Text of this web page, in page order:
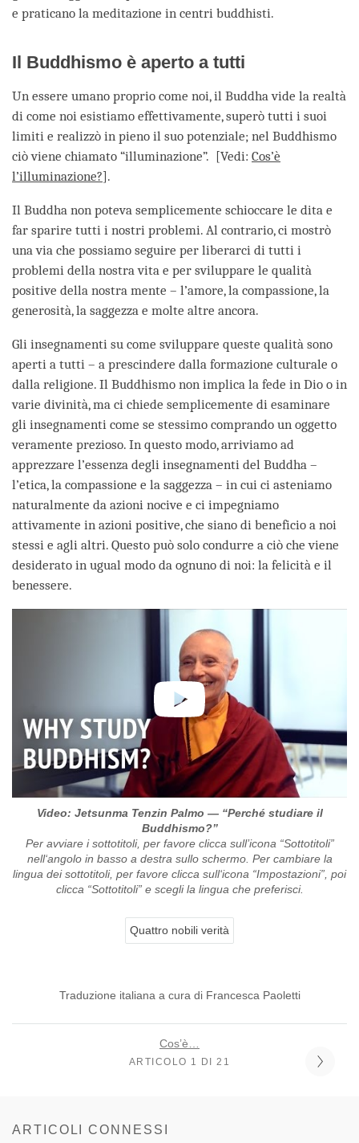
e praticano la meditazione in centri buddhisti.
Il Buddhismo è aperto a tutti
Un essere umano proprio come noi, il Buddha vide la realtà
di come noi esistiamo effettivamente, superò tutti i suoi
limiti e realizzò in pieno il suo potenziale; nel Buddhismo
ciò viene chiamato “illuminazione”. [Vedi: Cos’è
l’illuminazione?].
Il Buddha non poteva semplicemente schioccare le dita e
far sparire tutti i nostri problemi. Al contrario, ci mostrò
una via che possiamo seguire per liberarci di tutti i
problemi della nostra vita e per sviluppare le qualità
positive della nostra mente – l’amore, la compassione, la
generosità, la saggezza e molte altre ancora.
Gli insegnamenti su come sviluppare queste qualità sono
aperti a tutti – a prescindere dalla formazione culturale o
dalla religione. Il Buddhismo non implica la fede in Dio o in
varie divinità, ma ci chiede semplicemente di esaminare
gli insegnamenti come se stessimo comprando un oggetto
veramente prezioso. In questo modo, arriviamo ad
apprezzare l’essenza degli insegnamenti del Buddha –
l’etica, la compassione e la saggezza – in cui ci asteniamo
naturalmente da azioni nocive e ci impegniamo
attivamente in azioni positive, che siano di beneficio a noi
stessi e agli altri. Questo può solo condurre a ciò che viene
desiderato in ugual modo da ognuno di noi: la felicità e il
benessere.
Video: Jetsunma Tenzin Palmo — “Perché studiare il
Buddhismo?”
Per avviare i sottotitoli, per favore clicca sull’icona “Sottotitoli”
nell‘angolo in basso a destra sullo schermo. Per cambiare la
lingua dei sottotitoli, per favore clicca sull‘icona “Impostazioni”, poi
clicca “Sottotitoli” e scegli la lingua che preferisci.
Quattro nobili verità
Traduzione italiana a cura di Francesca Paoletti
Cos’è…
ARTICOLO 1 DI 21
ARTICOLI CONNESSI